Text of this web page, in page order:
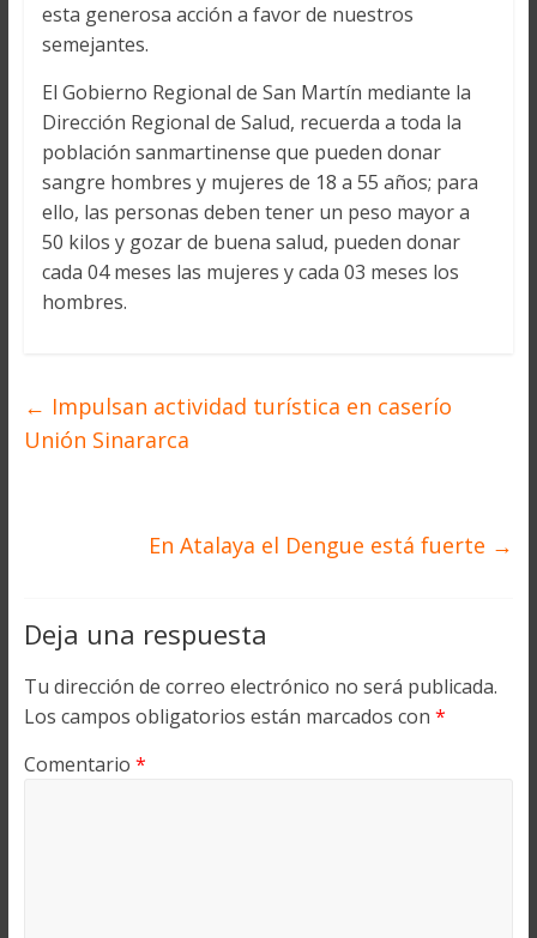
esta generosa acción a favor de nuestros
semejantes.
El Gobierno Regional de San Martín mediante la
Dirección Regional de Salud, recuerda a toda la
población sanmartinense que pueden donar
sangre hombres y mujeres de 18 a 55 años; para
ello, las personas deben tener un peso mayor a
50 kilos y gozar de buena salud, pueden donar
cada 04 meses las mujeres y cada 03 meses los
hombres.
← Impulsan actividad turística en caserío
Unión Sinararca
En Atalaya el Dengue está fuerte →
Deja una respuesta
Tu dirección de correo electrónico no será publicada.
Los campos obligatorios están marcados con *
Comentario *